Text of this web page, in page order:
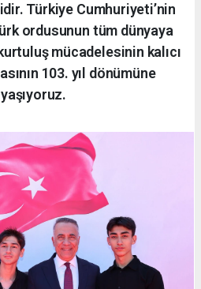
Türkiye Cumhuriyeti’nin
ordusunun tüm dünyaya
mücadelesinin kalıcı
103. yıl dönümüne